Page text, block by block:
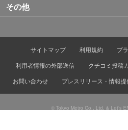
その他
サイトマップ 利用規約
プ
利用者情報の外部送信
クチコミ投稿
お問い合わせ
プレスリリース・情報提
© Tokyo Metro Co., Ltd. & Let’s